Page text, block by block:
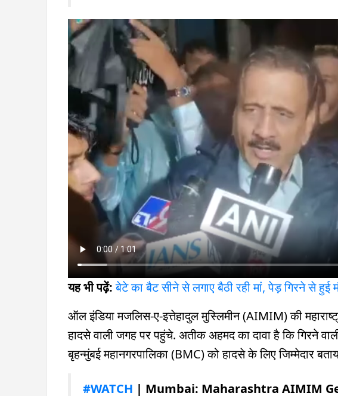
यह भी पढ़ें: बेटे का बैट सीने से लगाए बैठी रही मां, पेड़ गिरने से हुई
ऑल इंडिया मजलिस-ए-इत्तेहादुल मुस्लिमीन (AIMIM) की
हादसे वाली जगह पर पहुंचे. अतीक अहमद का दावा है कि गिरने
बृहन्मुंबई महानगरपालिका (BMC) को हादसे के लिए जिम्मेदार
#WATCH | Mumbai: Maharashtra AIMIM